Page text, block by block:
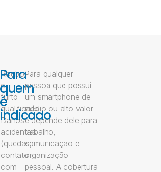
Roubo
e
furto
qualificado
Danos
acidentais
(quedas,
contato
com
Para
quem
é
indicado
Para qualquer
pessoa que possui
um smartphone de
médio ou alto valor
e depende dele para
trabalho,
comunicação e
organização
pessoal. A cobertura